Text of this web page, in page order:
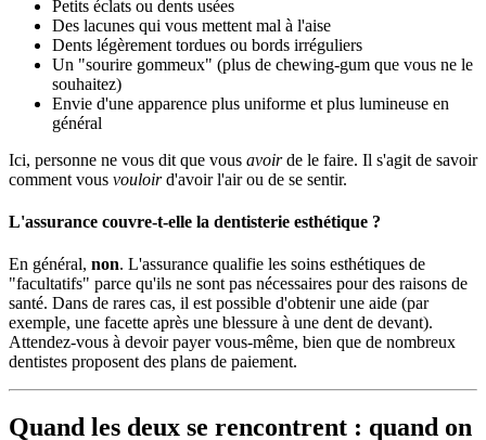
Petits éclats ou dents usées
Des lacunes qui vous mettent mal à l'aise
Dents légèrement tordues ou bords irréguliers
Un "sourire gommeux" (plus de chewing-gum que vous ne le
souhaitez)
Envie d'une apparence plus uniforme et plus lumineuse en
général
Ici, personne ne vous dit que vous avoirde le faire. Il s'agit de savoir
comment vous vouloird'avoir l'air ou de se sentir.
L'assurance couvre-t-elle la dentisterie esthétique ?
En général, non. L'assurance qualifie les soins esthétiques de
"facultatifs" parce qu'ils ne sont pas nécessaires pour des raisons de
santé. Dans de rares cas, il est possible d'obtenir une aide (par
exemple, une facette après une blessure à une dent de devant).
Attendez-vous à devoir payer vous-même, bien que de nombreux
dentistes proposent des plans de paiement.
Quand les deux se rencontrent : quand on